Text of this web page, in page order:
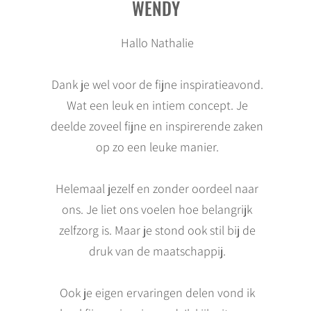
WENDY
Hallo Nathalie
Dank je wel voor de fijne inspiratieavond.
Wat een leuk en intiem concept. Je
deelde zoveel fijne en inspirerende zaken
op zo een leuke manier.
Helemaal jezelf en zonder oordeel naar
ons. Je liet ons voelen hoe belangrijk
zelfzorg is. Maar je stond ook stil bij de
druk van de maatschappij.
Ook je eigen ervaringen delen vond ik